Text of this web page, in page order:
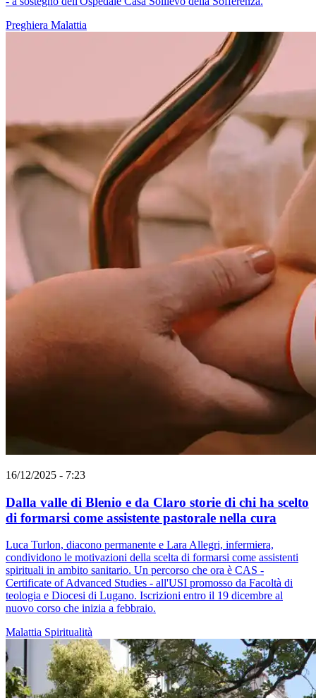
Preghiera Malattia
16/12/2025 - 7:23
Dalla valle di Blenio e da Claro storie di chi ha scelto
di formarsi come assistente pastorale nella cura
Luca Turlon, diacono permanente e Lara Allegri, infermiera,
condividono le motivazioni della scelta di formarsi come assistenti
spirituali in ambito sanitario. Un percorso che ora è CAS -
Certificate of Advanced Studies - all'USI promosso da Facoltà di
teologia e Diocesi di Lugano. Iscrizioni entro il 19 dicembre al
nuovo corso che inizia a febbraio.
Malattia Spiritualità